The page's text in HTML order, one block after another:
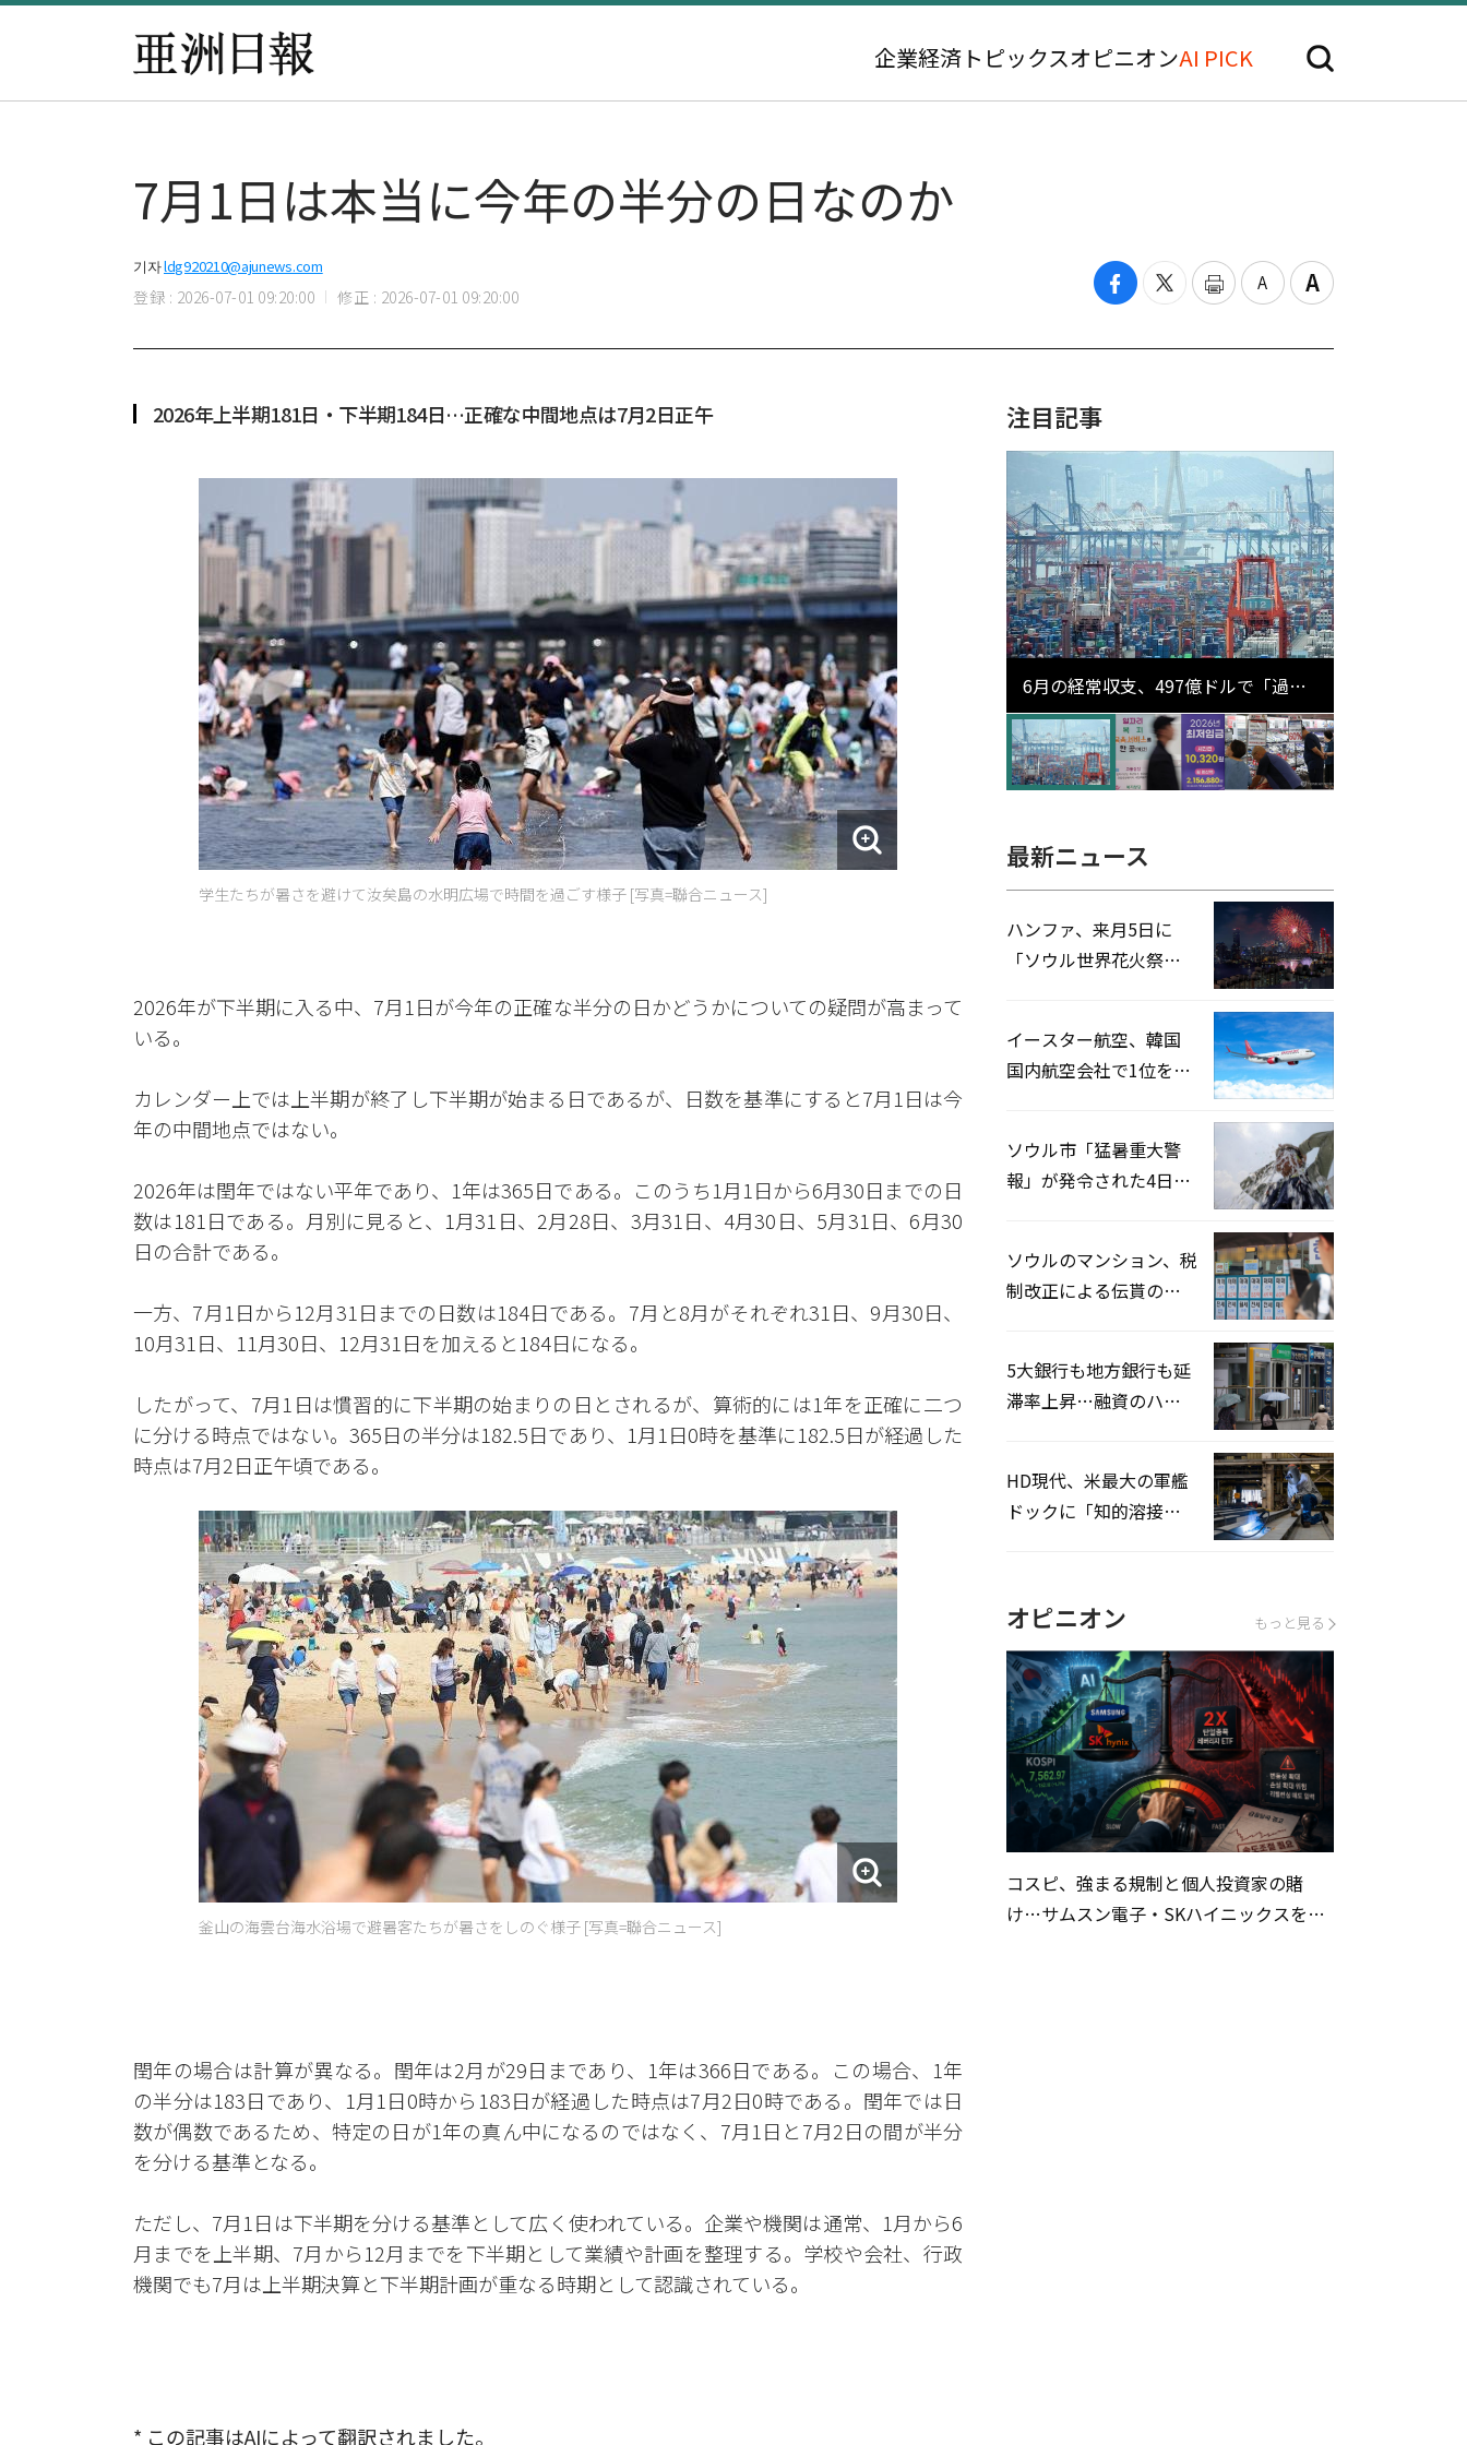
企業経済 トピックスオピニオンAI PICK
7月1日は本当に今年の半分の日なのか
기자ldg920210@ajunews.com
登録 : 2026-07-01 09:20:00 修正 : 2026-07-01 09:20:00
2026年上半期181日・下半期184日…正確な中間地点は7月2日正午
学生たちが暑さを避けて汝矣島の水明広場で時間を過ごす様子 [写真=聯合ニュース]
2026年が下半期に入る中、7月1日が今年の正確な半分の日かどうかについての疑問が高まって
いる。
カレンダー上では上半期が終了し下半期が始まる日であるが、日数を基準にすると7月1日は今
年の中間地点ではない。
2026年は閏年ではない平年であり、1年は365日である。このうち1月1日から6月30日までの日
数は181日である。月別に見ると、1月31日、2月28日、3月31日、4月30日、5月31日、6月30
日の合計である。
一方、7月1日から12月31日までの日数は184日である。7月と8月がそれぞれ31日、9月30日、
10月31日、11月30日、12月31日を加えると184日になる。
したがって、7月1日は慣習的に下半期の始まりの日とされるが、算術的には1年を正確に二つ
に分ける時点ではない。365日の半分は182.5日であり、1月1日0時を基準に182.5日が経過した
時点は7月2日正午頃である。
釜山の海雲台海水浴場で避暑客たちが暑さをしのぐ様子 [写真=聯合ニュース]
閏年の場合は計算が異なる。閏年は2月が29日まであり、1年は366日である。この場合、1年
の半分は183日であり、1月1日0時から183日が経過した時点は7月2日0時である。閏年では日
数が偶数であるため、特定の日が1年の真ん中になるのではなく、7月1日と7月2日の間が半分
を分ける基準となる。
ただし、7月1日は下半期を分ける基準として広く使われている。企業や機関は通常、1月から6
月までを上半期、7月から12月までを下半期として業績や計画を整理する。学校や会社、行政
機関でも7月は上半期決算と下半期計画が重なる時期として認識されている。
* この記事はAIによって翻訳されました。
注目記事
6月の経常収支、497億ドルで「過去
最大」…輸出が初の1000億ドル突破
最新ニュース
ハンファ、来月5日に
「ソウル世界花火祭り
イースター航空、韓国
国内航空会社で1位を記
ソウル市「猛暑重大警
報」が発令された4日、
ソウルのマンション、税
制改正による伝貰の月
5大銀行も地方銀行も延
滞率上昇…融資のハー
HD現代、米最大の軍艦
ドックに「知的溶接」
オピニオン もっと見る
コスピ、強まる規制と個人投資家の賭
け…サムスン電子・SKハイニックスを巡